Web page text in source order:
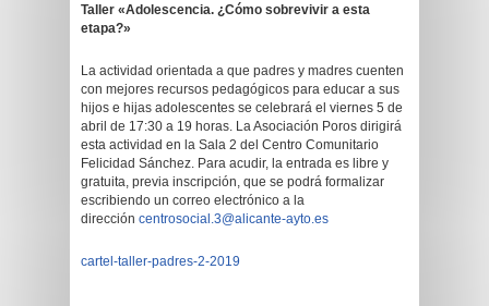
Taller «Adolescencia. ¿Cómo sobrevivir a esta
etapa?»
La actividad orientada a que padres y madres cuenten
con mejores recursos pedagógicos para educar a sus
hijos e hijas adolescentes se celebrará el viernes 5 de
abril de 17:30 a 19 horas. La Asociación Poros dirigirá
esta actividad en la Sala 2 del Centro Comunitario
Felicidad Sánchez. Para acudir, la entrada es libre y
gratuita, previa inscripción, que se podrá formalizar
escribiendo un correo electrónico a la
dirección centrosocial.3@alicante-ayto.es
cartel-taller-padres-2-2019